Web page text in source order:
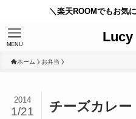
＼楽天ROOMでもお気
MENU
ホーム お弁当
チーズカレー
2014
1/21